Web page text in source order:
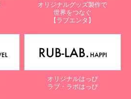
オリジナルグッズ製作で
世界をつなぐ
【ラブエンタ】
オリジナルはっぴ
ラブ・ラボはっぴ